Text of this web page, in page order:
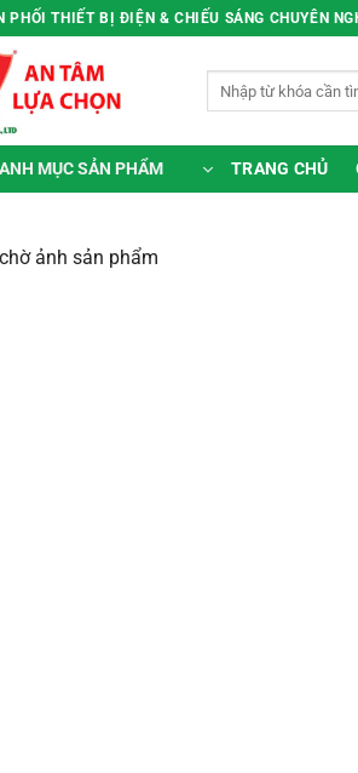
PHỐI THIẾT BỊ ĐIỆN & CHIẾU SÁNG CHUYÊN
MỤC SẢN PHẨM TRANG CHỦ